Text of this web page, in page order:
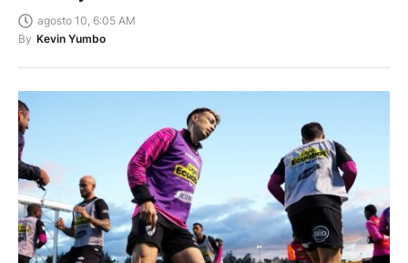
agosto 10, 6:05 AM
By Kevin Yumbo